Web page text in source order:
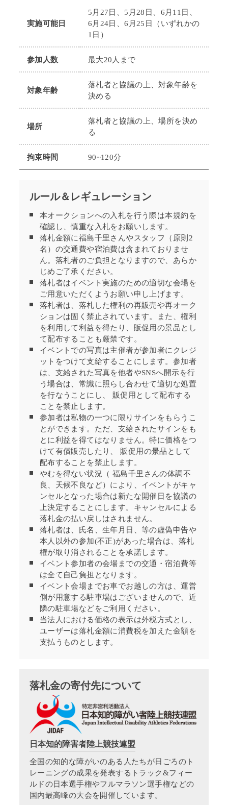
実施可能日
5月27日、5月28日、6月11日、
6月24日、6月25日（いずれかの
1日）
参加人数
最大20人まで
対象年齢
落札者と協議の上、対象年齢を
決める
場所
落札者と協議の上、場所を決め
る
拘束時間
90~120分
ルール＆レギュレーション
本オークションへの入札を行う際は本規約を
確認し、慎重な入札をお願いします。
落札金額に福島千里さんやスタッフ（原則2
名）の交通費や宿泊費は含まれておりませ
ん。落札者のご負担となりますので、あらか
じめご了承ください。
落札者はイベント実施のための適切な会場を
ご用意いただくようお願い申し上げます。
落札者は、落札した権利の再販売や再オーク
ションは固く禁止されています。また、権利
を利用して利益を得たり、販促用の景品とし
て配布することも厳禁です。
イベントでの写真は主催者が参加者にクレジ
ットをつけて支給することにします。参加者
は、支給された写真を他者やSNSへ開示を行
う場合は、常識に照らし合わせて適切な処置
を行なうことにし、 販促用として配布する
ことを禁止します。
参加者は私物の一つに限りサインをもらうこ
とができます。ただ、支給されたサインをも
とに利益を得てはなりません。特に価格をつ
けて有償販売したり、 販促用の景品として
配布することを禁止します。
やむを得ない状況（ 福島千里さんの体調不
良、天候不良など）により、イベントがキャ
ンセルとなった場合は新たな開催日を協議の
上決定することにします。キャンセルによる
落札金の払い戻しはされません。
落札者は、氏名、生年月日、等の虚偽申告や
本人以外の参加(不正)があった場合は、落札
権が取り消されることを承諾します。
イベント参加者の会場までの交通・宿泊費等
は全て自己負担となります。
イベント会場までお車でお越しの方は、運営
側が用意する駐車場はございませんので、近
隣の駐車場などをご利用ください。
当法人における価格の表示は外税方式とし、
ユーザーは落札金額に消費税を加えた金額を
支払うものとします。
落札金の寄付先について
日本知的障害者陸上競技連盟
全国の知的な障がいのある人たちが日ごろのト
レーニングの成果を発表するトラック&フィー
ルドの日本選手権やフルマラソン選手権などの
国内最高峰の大会を開催しています。